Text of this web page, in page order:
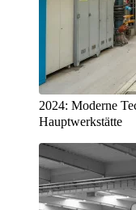
2024: Moderne
Hauptwerkstätte